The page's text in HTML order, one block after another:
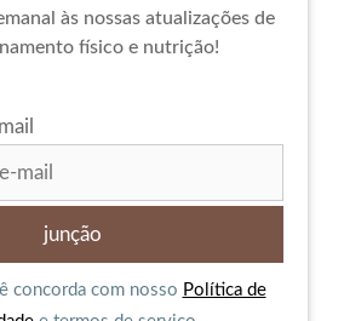
às nossas atualizações de
físico e nutrição!
concorda com nosso Política de